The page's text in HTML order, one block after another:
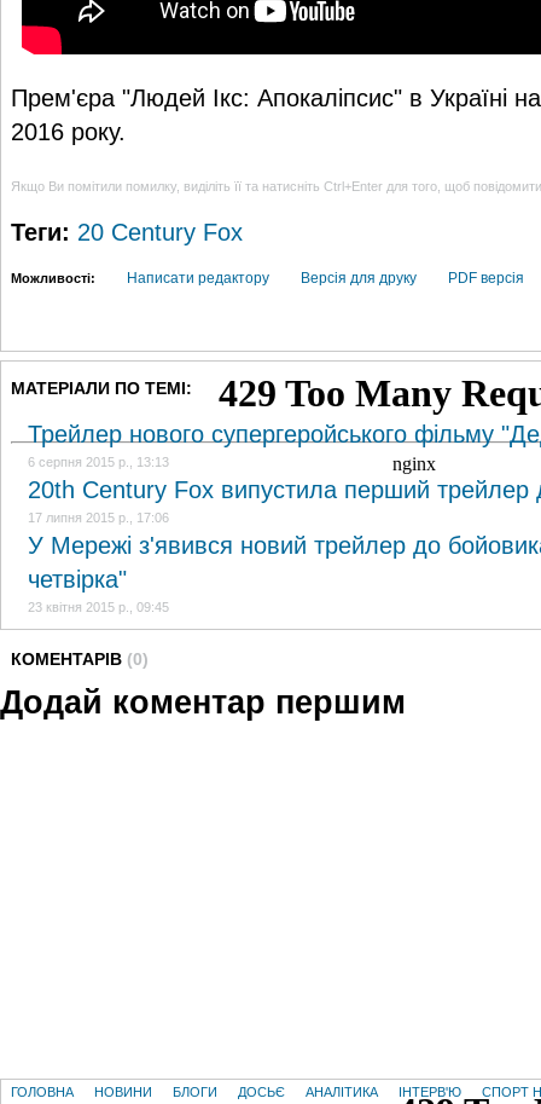
Прем'єра "Людей Ікс: Апокаліпсис" в Україні
2016 року.
Якщо Ви помітили помилку, виділіть її та натисніть Ctrl+Enter для того, щоб
Теги: 20 Century Fox
Можливості: Написати редактору Версія для друку PDF версія
МАТЕРІАЛИ ПО ТЕМІ:
Трейлер нового супергеройського фільму
6 серпня 2015 р., 13:13
20th Century Fox випустила перший
17 липня 2015 р., 17:06
У Мережі з'явився новий трейлер до
четвірка"
23 квітня 2015 р., 09:45
КОМЕНТАРІВ (0)
Додай коментар першим
ГОЛОВНА НОВИНИ БЛОГИ ДОСЬЄ АНАЛІТИКА ІНТЕРВ'Ю СПОРТ